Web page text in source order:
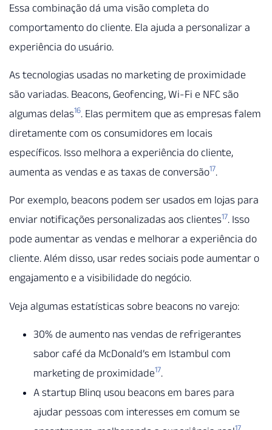
Essa combinação dá uma visão completa do
comportamento do cliente. Ela ajuda a personalizar a
experiência do usuário.
As tecnologias usadas no marketing de proximidade
são variadas. Beacons, Geofencing, Wi-Fi e NFC são
algumas delas16. Elas permitem que as empresas falem
diretamente com os consumidores em locais
específicos. Isso melhora a experiência do cliente,
aumenta as vendas e as taxas de conversão17.
Por exemplo, beacons podem ser usados em lojas para
enviar notificações personalizadas aos clientes17. Isso
pode aumentar as vendas e melhorar a experiência do
cliente. Além disso, usar redes sociais pode aumentar o
engajamento e a visibilidade do negócio.
Veja algumas estatísticas sobre beacons no varejo:
30% de aumento nas vendas de refrigerantes
sabor café da McDonald’s em Istambul com
marketing de proximidade17.
A startup Blinq usou beacons em bares para
ajudar pessoas com interesses em comum se
17